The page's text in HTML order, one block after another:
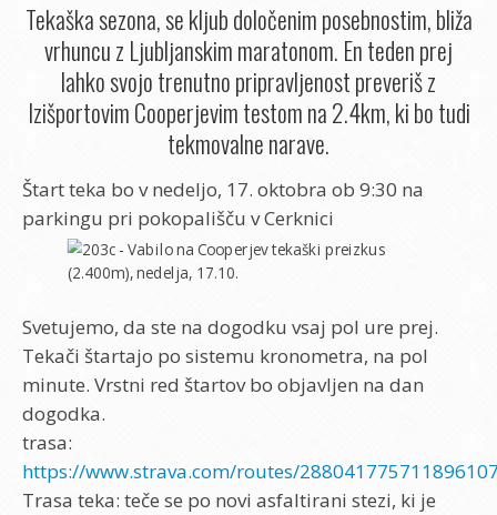
Tekaška sezona, se kljub določenim posebnostim, bliža
vrhuncu z Ljubljanskim maratonom. En teden prej
lahko svojo trenutno pripravljenost preveriš z
Izišportovim Cooperjevim testom na 2.4km, ki bo tudi
tekmovalne narave.
Štart teka bo v nedeljo, 17. oktobra ob 9:30 na
parkingu pri pokopališču v Cerknici
Svetujemo, da ste na dogodku vsaj pol ure prej.
Tekači štartajo po sistemu kronometra, na pol
minute. Vrstni red štartov bo objavljen na dan
dogodka.
trasa:
https://www.strava.com/routes/
Trasa teka: teče se po novi asfaltirani stezi, ki je